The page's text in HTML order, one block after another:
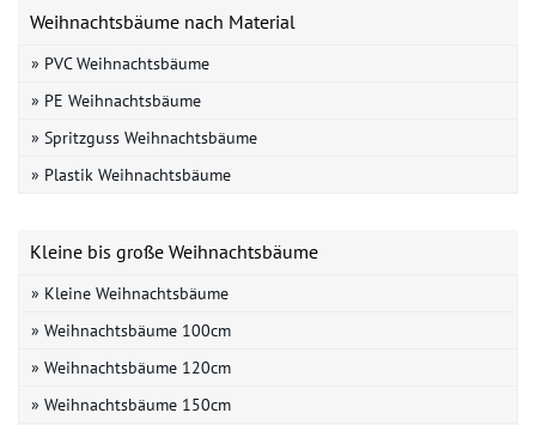
Weihnachtsbäume nach Material
» PVC Weihnachtsbäume
» PE Weihnachtsbäume
» Spritzguss Weihnachtsbäume
» Plastik Weihnachtsbäume
Kleine bis große Weihnachtsbäume
» Kleine Weihnachtsbäume
» Weihnachtsbäume 100cm
» Weihnachtsbäume 120cm
» Weihnachtsbäume 150cm